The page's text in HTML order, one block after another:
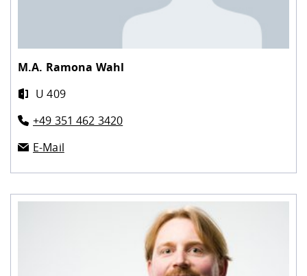
M.A. Ramona Wahl
U 409
+49 351 462 3420
E-Mail